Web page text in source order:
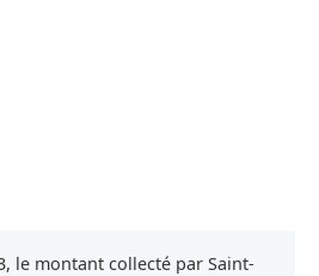
le montant collecté par Saint-